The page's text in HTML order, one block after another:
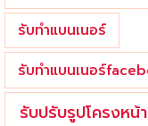
รับทำแบนเนอร์
รับทำแบนเนอร์
รับปรับรูปโครงหน้า